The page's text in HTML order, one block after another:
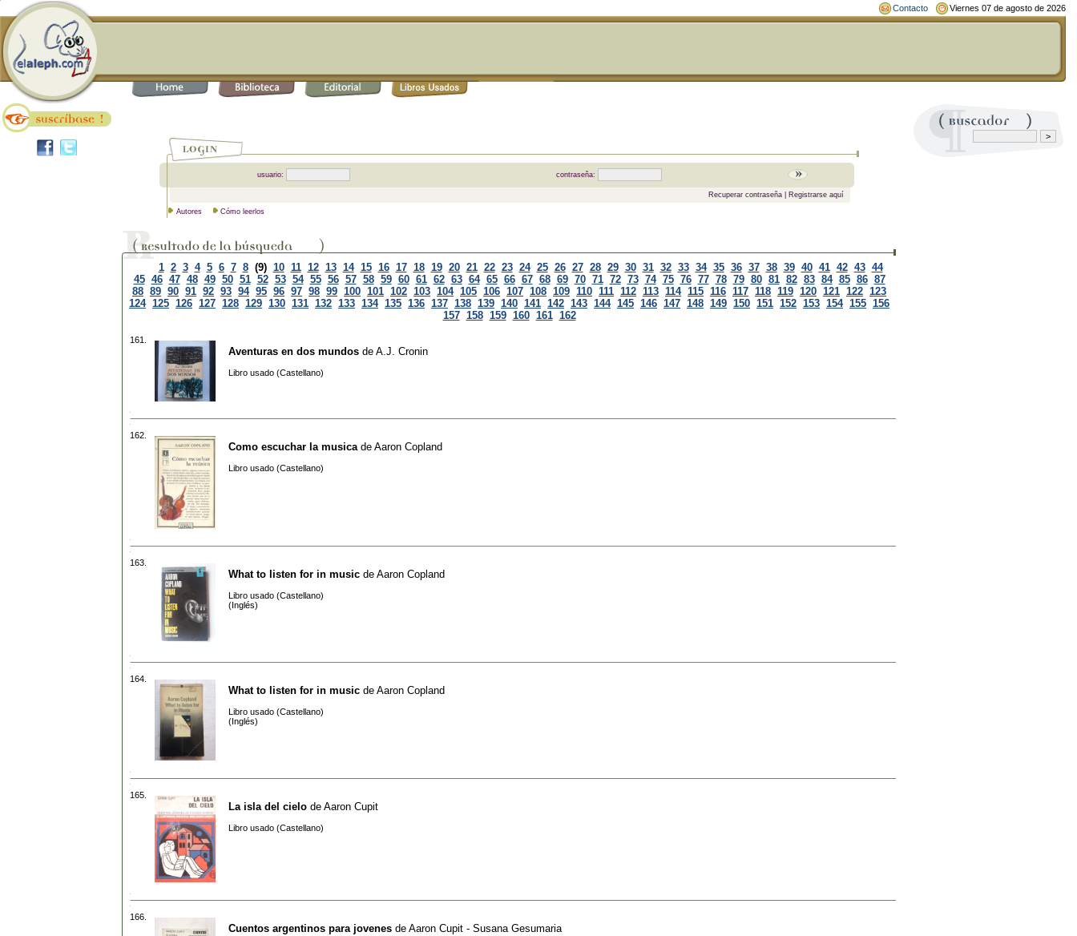
Contacto Viernes 07 de agosto de 2026
usuario: contraseña:
Recuperar contraseña| Registrarse aquí
Autores Cómo leerlos
1 2 3 4 5 6 7 8 (9) 10 11 12 13 14 15 16 17 18 19 20 21 22 23 24 25 26 27 28 29 30 31 32 33 34 35 36 37 38 39 40 41 42 43 44
45 46 47 48 49 50 51 52 53 54 55 56 57 58 59 60 61 62 63 64 65 66 67 68 69 70 71 72 73 74 75 76 77 78 79 80 81 82 83 84 85 86 87
88 89 90 91 92 93 94 95 96 97 98 99 100 101 102 103 104 105 106 107 108 109 110 111 112 113 114 115 116 117 118 119 120 121 122 123
124 125 126 127 128 129 130 131 132 133 134 135 136 137 138 139 140 141 142 143 144 145 146 147 148 149 150 151 152 153 154 155 156
157 158 159 160 161 162
161.
Aventuras en dos mundos de A.J. Cronin
Libro usado (Castellano)
162.
Como escuchar la musica de Aaron Copland
Libro usado (Castellano)
163.
What to listen for in music de Aaron Copland
Libro usado (Castellano)
(Inglés)
164.
What to listen for in music de Aaron Copland
Libro usado (Castellano)
(Inglés)
165.
La isla del cielo de Aaron Cupit
Libro usado (Castellano)
166.
Cuentos argentinos para jovenes de Aaron Cupit - Susana Gesumaria